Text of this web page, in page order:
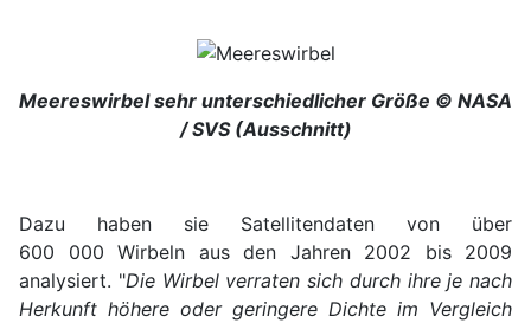
Meereswirbel sehr unterschiedlicher Größe © NASA
/ SVS (Ausschnitt)
Dazu haben sie Satellitendaten von über
600 000 Wirbeln aus den Jahren 2002 bis 2009
analysiert. "Die Wirbel verraten sich durch ihre je nach
Herkunft höhere oder geringere Dichte im Vergleich